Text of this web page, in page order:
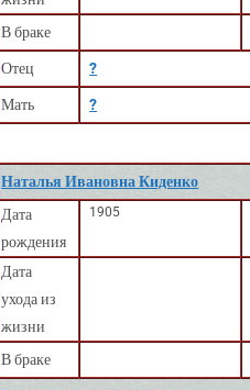
В браке
Отец ?
Мать ?
Наталья Ивановна Киденко
Дата
рождения
1905
Дата
ухода из
жизни
В браке